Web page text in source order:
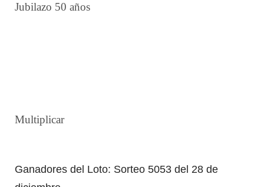
Jubilazo 50 años
Multiplicar
Ganadores del Loto: Sorteo 5053 del 28 de